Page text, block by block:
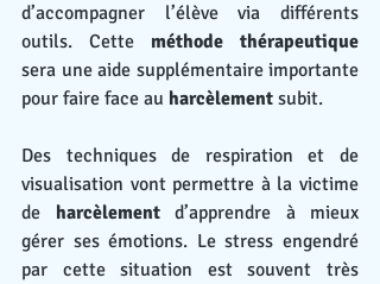
d’accompagner l’élève via différents
outils. Cette méthode thérapeutique
sera une aide supplémentaire importante
pour faire face au harcèlement subit.
Des techniques de respiration et de
visualisation vont permettre à la victime
de harcèlement d’apprendre à mieux
gérer ses émotions. Le stress engendré
par cette situation est souvent très